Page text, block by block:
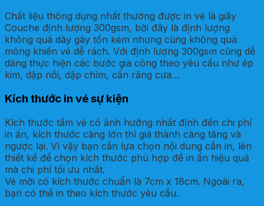
Chất liệu thông dụng nhất thường được in vé là giấy
Couche định lượng 300gsm, bởi đây là định lượng
không quá dày gây tốn kém nhưng cũng không quá
mỏng khiến vé dễ rách. Với định lượng 300gsm cũng dễ
dàng thực hiện các bước gia công theo yêu cầu như ép
kim, dập nổi, dập chìm, cấn răng cưa…
Kích thước in vé sự kiện
Kích thước tấm vé có ảnh hưởng nhất định đến chi phí
in ấn, kích thước càng lớn thì giá thành càng tăng và
ngược lại. Vì vậy bạn cần lựa chọn nội dung cần in, lên
thiết kế để chọn kích thước phù hợp để in ấn hiệu quả
mà chi phí tối ưu nhất.
Vé mời có kích thước chuẩn là 7cm x 18cm. Ngoài ra,
bạn có thể in theo kích thước yêu cầu.